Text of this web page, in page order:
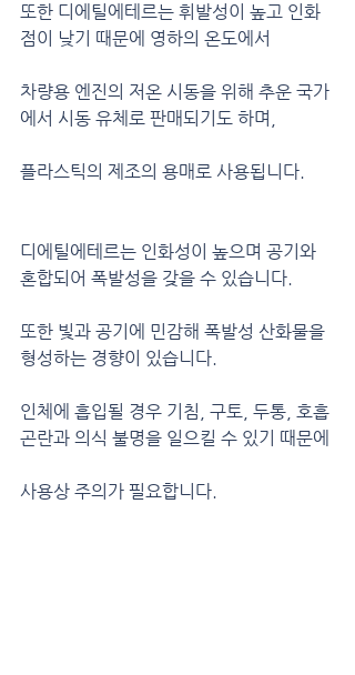
또한 디에틸에테르는 휘발성이 높고 인화
점이 낮기 때문에 영하의 온도에서
차량용 엔진의 저온 시동을 위해 추운 국가
에서 시동 유체로 판매되기도 하며,
플라스틱의 제조의 용매로 사용됩니다.
디에틸에테르는 인화성이 높으며 공기와
혼합되어 폭발성을 갖을 수 있습니다.
또한 빛과 공기에 민감해 폭발성 산화물을
형성하는 경향이 있습니다.
인체에 흡입될 경우 기침, 구토, 두통, 호흡
곤란과 의식 불명을 일으킬 수 있기 때문에
사용상 주의가 필요합니다.